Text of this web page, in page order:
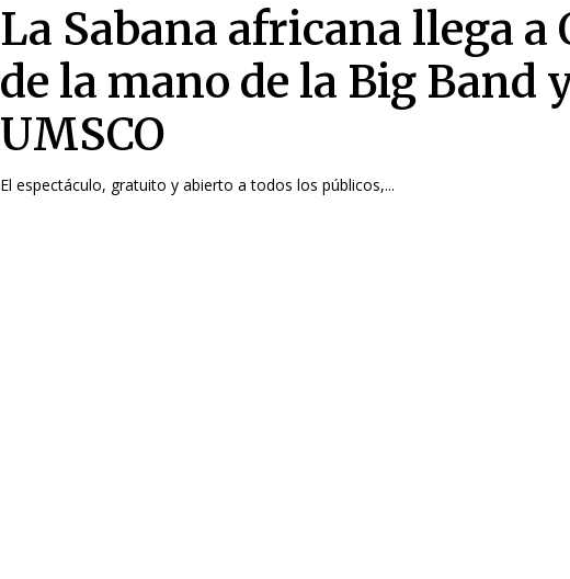
La Sabana africana llega a
de la mano de la Big Band
UMSCO
El espectáculo, gratuito y abierto a todos los públicos,...